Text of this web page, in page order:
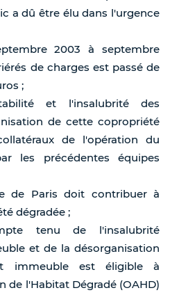
a dû être élu dans l'urgence
2003 à septembre
de charges est passé de
;
et l'insalubrité des
de cette copropriété
de l'opération du
les précédentes équipes
de Paris doit contribuer à
dégradée ;
tenu de l'insalubrité
et de la désorganisation
immeuble est éligible à
de l'Habitat Dégradé (OAHD)